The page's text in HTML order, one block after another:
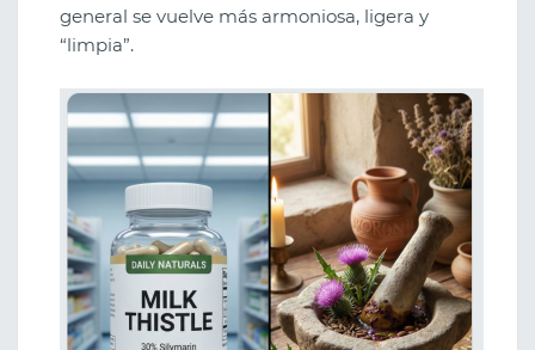
general se vuelve más armoniosa, ligera y
“limpia”.